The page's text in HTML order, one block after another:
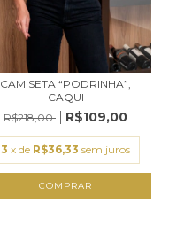
CAMISETA “PODRINHA”,
CAQUI
R$218,00
R$109,00
3 x de R$36,33 sem juros
COMPRAR